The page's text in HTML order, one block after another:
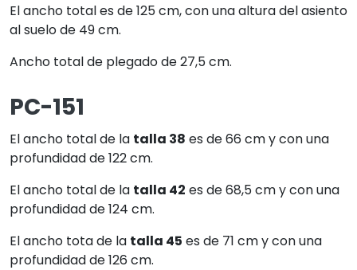
El ancho total es de 125 cm, con una altura del asiento
al suelo de 49 cm.
Ancho total de plegado de 27,5 cm.
PC-151
El ancho total de la talla 38 es de 66 cm y con una
profundidad de 122 cm.
El ancho total de la talla 42 es de 68,5 cm y con una
profundidad de 124 cm.
El ancho tota de la talla 45 es de 71 cm y con una
profundidad de 126 cm.